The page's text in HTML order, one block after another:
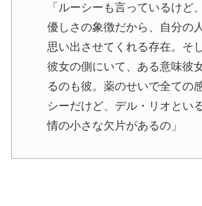
「ルーシーも言っているけど
優しさの象徴だから、自分の
思い出させてくれる存在。そ
彼女の側にいて、ある意味彼
るのも彼。薬のせいで全ての
シーだけど、デル・リオとい
情の小さな欠片があるの」